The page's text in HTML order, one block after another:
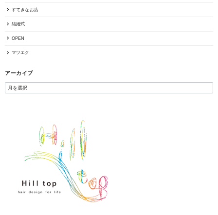
すてきなお店
結婚式
OPEN
マツエク
アーカイブ